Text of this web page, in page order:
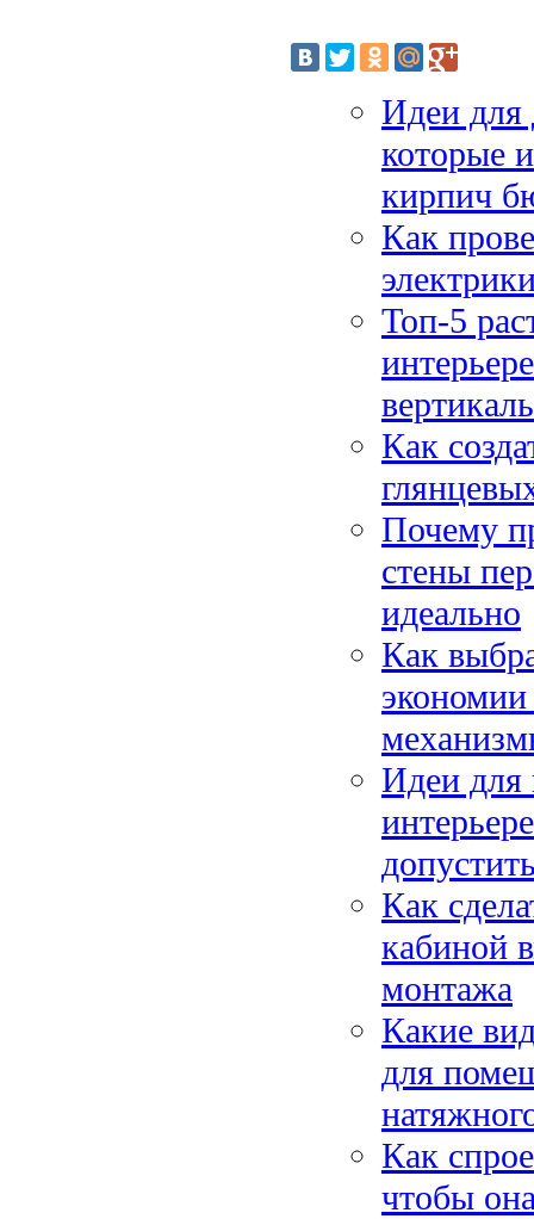
Идеи для
которые
кирпич
Как
Топ-5
Как
Почему
стены
идеально
Как
Идеи для
Как
кабиной
монтажа
Какие
для
Как
чтобы